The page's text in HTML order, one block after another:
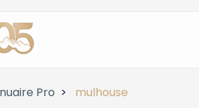
Pro mulhouse